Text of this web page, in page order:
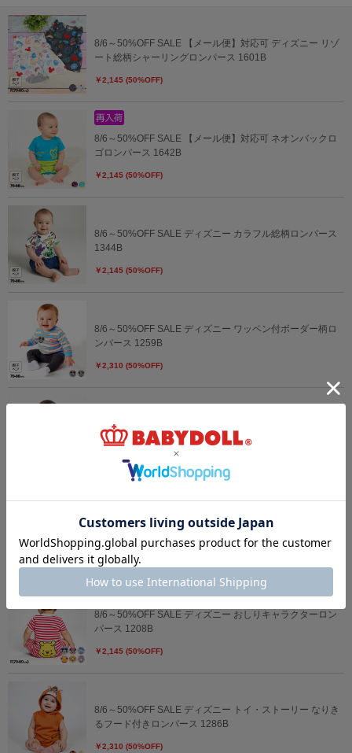
8/6～50%OFF SALE 【メール便】対応可 ディズニー リゾ
ート総柄シャーリングロンパース 1601B
￥2,145 (50%OFF)
8/6～50%OFF SALE 【メール便】対応可 ネオンバックロ
ゴロンパース 1642B
￥2,145 (50%OFF)
8/6～50%OFF SALE ディズニー カラフル総柄ロンパース
1344B
￥2,145 (50%OFF)
8/6～50%OFF SALE ディズニー ワッペン付ボーダー柄ロ
ンパース 1259B
￥2,310 (50%OFF)
8/6～50%OFF SALE ディズニー 総柄サロペット風ロンパ
ース 1209B
￥2,310 (50%OFF)
8/6～50%OFF SALE ディズニー 肌着付き2WAYオール
￥2,420 (50%OFF)
8/6～50%OFF SALE ディズニー おしりキャラクターロン
パース 1208B
￥2,145 (50%OFF)
8/6～50%OFF SALE ディズニー トイ・ストーリー なりき
るフード付きロンパース 1286B
￥2,310 (50%OFF)